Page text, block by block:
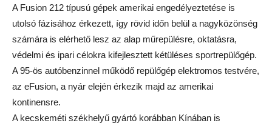
A Fusion 212 típusú gépek amerikai engedélyeztetése is
utolsó fázisához érkezett, így rövid időn belül a nagyközönség
számára is elérhető lesz az alap műrepülésre, oktatásra,
védelmi és ipari célokra kifejlesztett kétüléses sportrepülőgép.
A 95-ös autóbenzinnel működő repülőgép elektromos testvére,
az eFusion, a nyár elején érkezik majd az amerikai
kontinensre.
A kecskeméti székhelyű gyártó korábban Kínában is